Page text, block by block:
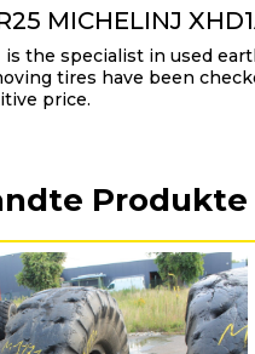
MICHELINJ
is the specialist in used
tires have been
price.
Produkte